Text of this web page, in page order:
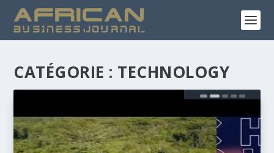
CATÉGORIE : TECHNOLOGY